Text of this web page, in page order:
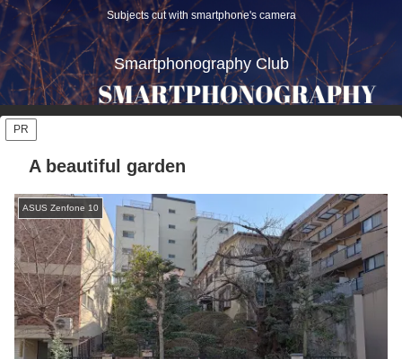
Subjects cut with smartphone's camera
Smartphonography Club
PR
A beautiful garden
ASUS Zenfone 10